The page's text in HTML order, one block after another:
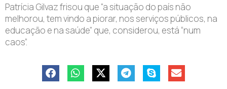
Patrícia Gilvaz frisou que “a situação do país não
melhorou, tem vindo a piorar, nos serviços públicos, na
educação e na saúde” que, considerou, está “num
caos”.